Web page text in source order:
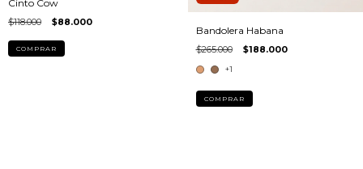
Cinto Cow
$118.000 $88.000
COMPRAR
Bandolera Habana
$265.000 $188.000
+1
COMPRAR